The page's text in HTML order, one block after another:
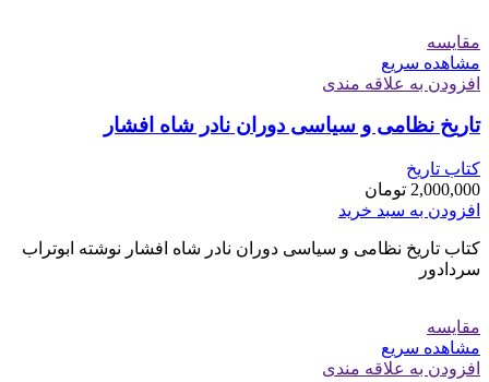
مقایسه
مشاهده سریع
افزودن به علاقه مندی
تاریخ نظامی و سیاسی دوران نادر شاه افشار
کتاب تاریخ
2,000,000 تومان
افزودن به سبد خرید
کتاب تاریخ نظامی و سیاسی دوران نادر شاه افشار نوشته ابوتراب
سردادور
مقایسه
مشاهده سریع
افزودن به علاقه مندی